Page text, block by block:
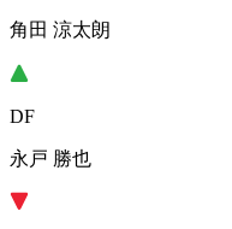
角田 涼太朗
DF
永戸 勝也